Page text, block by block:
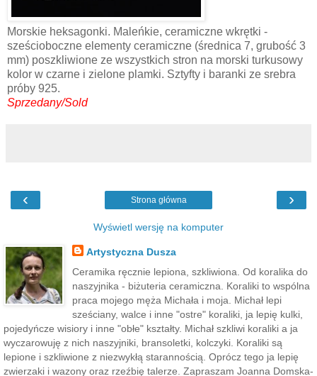
Morskie heksagonki. Maleńkie, ceramiczne wkrętki -
sześcioboczne elementy ceramiczne (średnica 7, grubość 3
mm) poszkliwione ze wszystkich stron na morski turkusowy
kolor w czarne i zielone plamki. Sztyfty i baranki ze srebra
próby 925.
Sprzedany/Sold
‹ ›
Strona główna
Wyświetl wersję na komputer
Artystyczna Dusza
Ceramika ręcznie lepiona, szkliwiona. Od koralika do
naszyjnika - biżuteria ceramiczna. Koraliki to wspólna
praca mojego męża Michała i moja. Michał lepi
sześciany, walce i inne "ostre" koraliki, ja lepię kulki,
pojedyńcze wisiory i inne "obłe" kształty. Michał szkliwi koraliki a ja
wyczarowuję z nich naszyjniki, bransoletki, kolczyki. Koraliki są
lepione i szkliwione z niezwykłą starannością. Oprócz tego ja lepię
zwierzaki i wazony oraz rzeźbię talerze. Zapraszam Joanna Domska-